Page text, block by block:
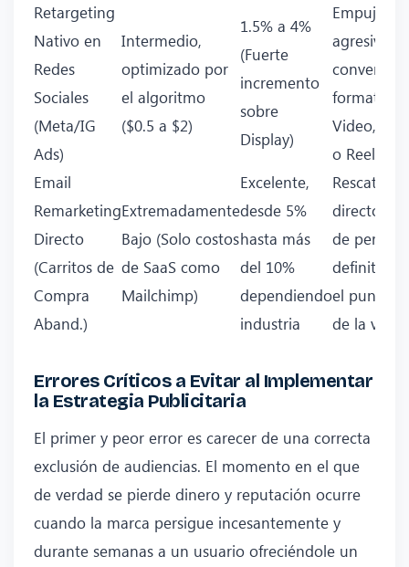
Retargeting
Nativo en
Redes
Sociales
(Meta/IG
Ads)
Intermedio,
optimizado por
el algoritmo
($0.5 a $2)
1.5% a 4%
(Fuerte
incremento
sobre
Display)
Empuje
agresivo a
formatos
Video,
o Reels
Email
Remarketing
Directo
(Carritos de
Compra
Aband.)
Extremadamente
Bajo (Solo costos
de SaaS como
Mailchimp)
Excelente,
desde 5%
hasta más
del 10%
dependiendo
industria
Rescate
directo
de perder
el punto
de la venta
Errores Críticos a Evitar al Implementar
la Estrategia Publicitaria
El primer y peor error es carecer de una correcta
exclusión de audiencias. El momento en el que
de verdad se pierde dinero y reputación ocurre
cuando la marca persigue incesantemente y
durante semanas a un usuario ofreciéndole un